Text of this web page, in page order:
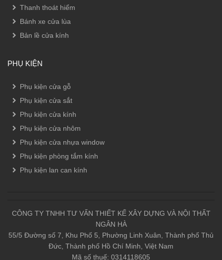
Thanh thoát hiểm
Bánh xe cửa lùa
Bản lề cửa kính
PHỤ KIỆN
Phụ kiện cửa gỗ
Phụ kiện cửa sắt
Phụ kiện cửa kính
Phụ kiện cửa nhôm
Phụ kiện cửa nhựa window
Phụ kiện phòng tắm kính
Phụ kiện lan can kính
CÔNG TY TNHH TƯ VẤN THIẾT KẾ XÂY DỰNG VÀ NỘI THẤT
NGÂN HÀ
55/5 Đường số 7, Khu Phố 5, Phường Linh Xuân, Thành phố Thủ
Đức, Thành phố Hồ Chí Minh, Việt Nam
Mã số thuế: 0314118605